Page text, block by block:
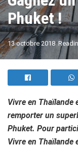
Phuket !
13 octobre 2018
Vivre en Thaïlande
remporter un
Phuket. Pour
Vivre en Thaïlande